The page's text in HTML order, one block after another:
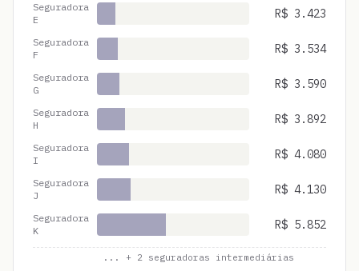
Seguradora
E
R$ 3.423
Seguradora
F
R$ 3.534
Seguradora
G
R$ 3.590
Seguradora
H
R$ 3.892
Seguradora
I
R$ 4.080
Seguradora
J
R$ 4.130
Seguradora
K
R$ 5.852
... + 2 seguradoras intermediárias